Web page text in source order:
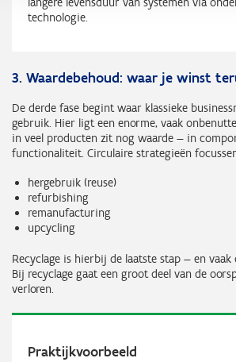
technologie.
3. Waardebehoud: waar je winst
De derde fase begint waar klassieke
gebruik. Hier ligt een enorme, vaak
in veel producten zit nog waarde — in
functionaliteit. Circulaire strategieën
hergebruik (reuse)
refurbishing
remanufacturing
upcycling
Recyclage is hierbij de laatste stap — en vaak
Bij recyclage gaat een groot deel van de
verloren.
Praktijkvoorbeeld